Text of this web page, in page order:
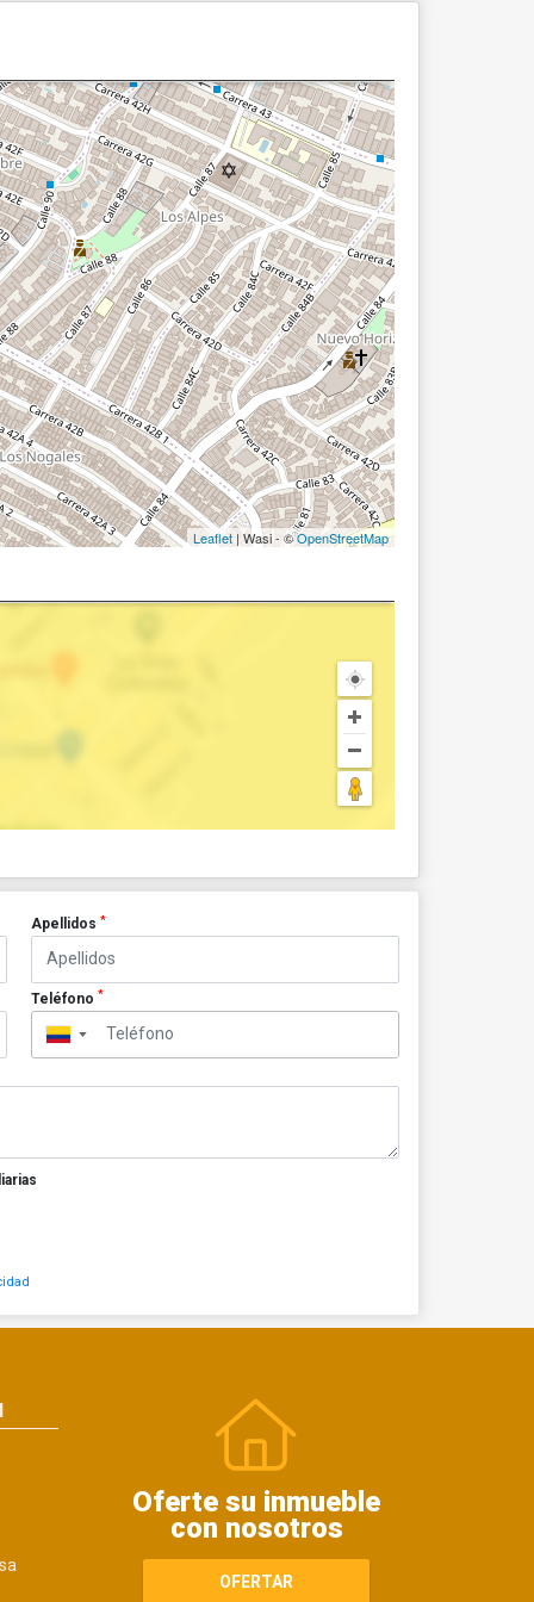
Leaflet | Wasi - ©OpenStreetMap
Apellidos *
Teléfono *
▼
Oferte su inmueble
con nosotros
OFERTAR